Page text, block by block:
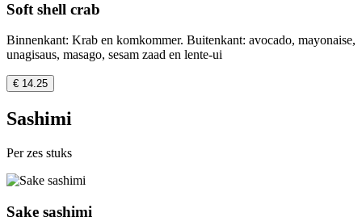
Soft shell crab
Binnenkant: Krab en komkommer. Buitenkant: avocado, mayonaise,
unagisaus, masago, sesam zaad en lente-ui
€ 14.25
Sashimi
Per zes stuks
Sake sashimi